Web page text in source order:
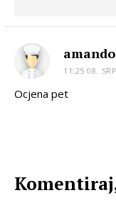
amando
11:25 08.
Ocjena pet